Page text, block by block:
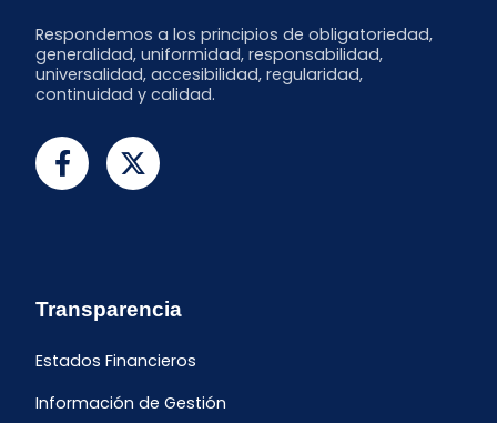
Respondemos a los principios de obligatoriedad,
generalidad, uniformidad, responsabilidad,
universalidad, accesibilidad, regularidad,
continuidad y calidad.
Transparencia
Estados Financieros
Información de Gestión